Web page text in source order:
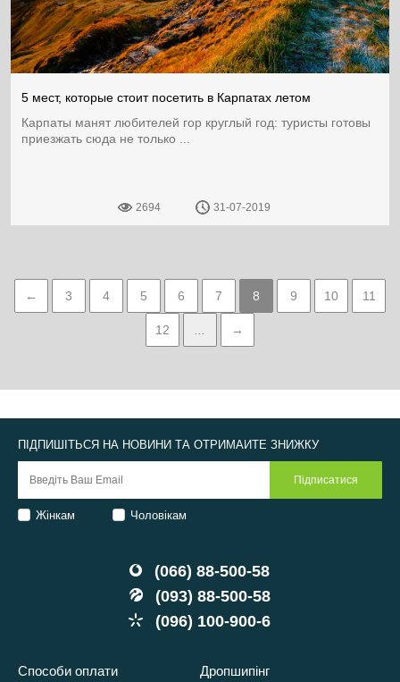
5 мест, которые стоит посетить в Карпатах летом
Карпаты манят любителей гор круглый год: туристы готовы
приезжать сюда не только ...
2694 31-07-2019
← 3 4 5 6 7 8 9 10 11
12 →
(066) 88-500-58
(093) 88-500-58
(096) 100-900-6
Способи оплати Дропшипінг
ПІДПИШІТЬСЯ НА НОВИНИ ТА ОТРИМАЙТЕ ЗНИЖКУ
Жінкам Чоловікам